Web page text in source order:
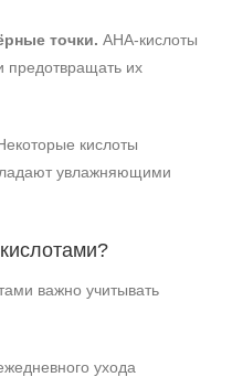
точки. AHA‑кислоты
предотвращать их
кислоты
увлажняющими
важно учитывать
ухода